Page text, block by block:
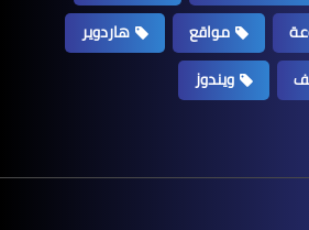
مواقع
هاردوير
ويندوز